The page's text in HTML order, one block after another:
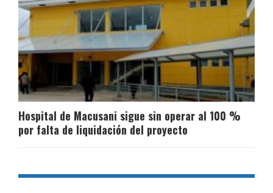
Hospital de Macusani sigue sin operar al 100 %
por falta de liquidación del proyecto